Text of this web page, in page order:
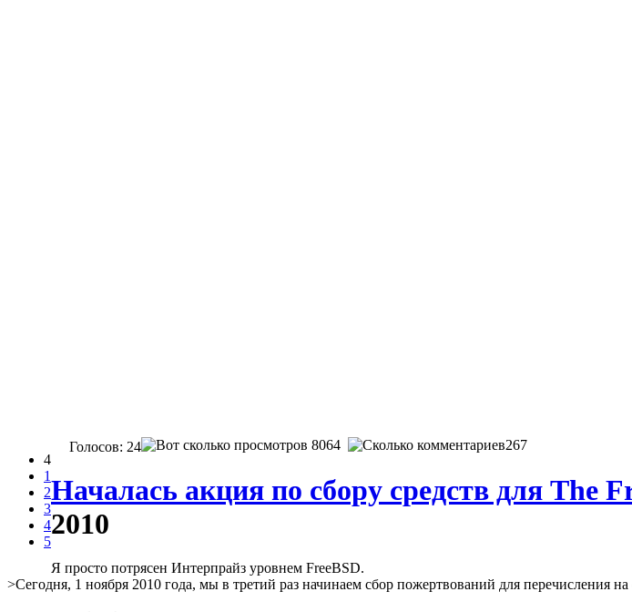
4
1
2
3
4
5
Голосов: 24 8064 267
Началась акция по сбору средств для The
2010
Я просто потрясен Интерпрайз уровнем FreeBSD.
>Сегодня, 1 ноября 2010 года, мы в третий раз начинаем сбор пожертвований для перечисления